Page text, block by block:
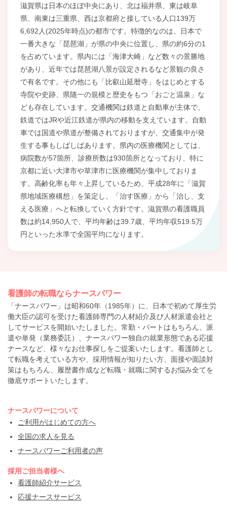
滋賀県は日本のほぼ中央にあり、北は福井県、東は岐阜
県、南東は三重県、西は京都府と接している人口139万
6,692人(2025年時点)の都市です。特徴的なのは、日本で
一番大きな「琵琶湖」が県の中央に位置し、県の約6分の1
を占めています。県内には「海津大崎」など数々の景勝地
があり、近年では琵琶湖八景が設定されるなど景観の良さ
で有名です。その他にも「比叡山延暦寺」をはじめとする
寺院や史跡、県随一の規模と歴史をもつ「おごと温泉」な
ども存在しています。交通機関は鉄道と自動車が主体で、
鉄道ではJRや近江鉄道が県内の移動を支えています。自動
車では国道や県道が整備されておりますが、交通集中が発
生する事もしばしばあります。県内の医療機関としては、
病院数が57箇所、診療所数は930箇所となっており、特に
京都に近い大津市や草津市に医療機関が集中しておりま
す。高齢化率も年々上昇しているため、平成28年に「滋賀
県地域医療構想」を策定し、「治す医療」から「治し、支
える医療」へと転換していく方針です。滋賀県の看護職員
数は約14,950人で、平均年齢は39.7歳、平均年収519.5万
円といった水準で全国平均になります。
看護師の転職ならナースパワー
「ナースパワー」は昭和60年（1985年）に、日本で初めて厚生労
働大臣の認可を受けた看護師専門の人材紹介及び人材派遣会社と
してサービスを開始いたしました。常勤・パートはもちろん、派
遣や単発（業務委託）、ナースパワー独自の就業形態である応援
ナースなど、様々なお仕事探しをご提案いたします。看護師とし
て転職を考えている方や、採用情報が知りたい方、面接や面談対
策はもちろん、履歴書作成など転職・就職に関するお悩み全てを
徹底サポートいたします。
ナースパワーについて
ご利用がはじめての方へ
全国の求人を見る
ナースパワーご利用者の声
採用ご担当者様へ
看護師紹介サービス
応援ナースサービス